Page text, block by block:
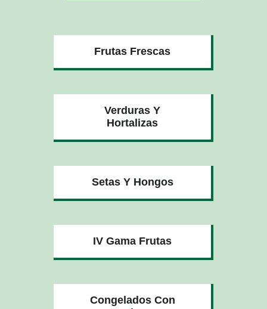
Frutas Frescas
Verduras Y
Hortalizas
Setas Y Hongos
IV Gama Frutas
Congelados Con